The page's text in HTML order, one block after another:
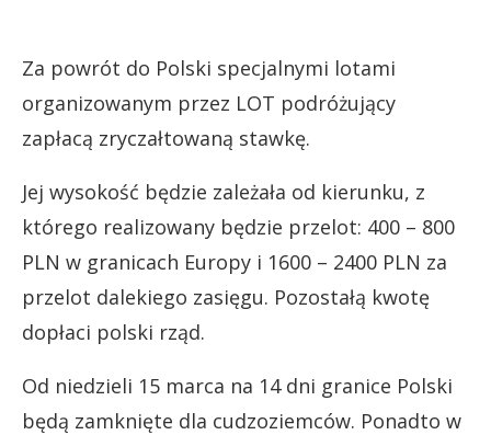
Za powrót do Polski specjalnymi lotami
organizowanym przez LOT podróżujący
zapłacą zryczałtowaną stawkę.
Jej wysokość będzie zależała od kierunku, z
którego realizowany będzie przelot: 400 – 800
PLN w granicach Europy i 1600 – 2400 PLN za
przelot dalekiego zasięgu. Pozostałą kwotę
dopłaci polski rząd.
Od niedzieli 15 marca na 14 dni granice Polski
będą zamknięte dla cudzoziemców. Ponadto w